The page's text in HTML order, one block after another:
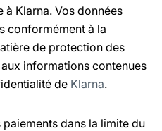
Klarna. Vos données
conformément à la
de protection des
informations contenues
de Klarna.
dans la limite du